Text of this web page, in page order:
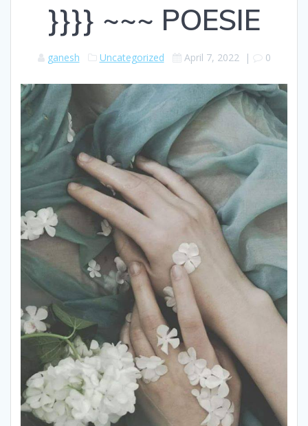
}}}} ~~~ POESIE
ganesh Uncategorized April 7, 2022 | 0